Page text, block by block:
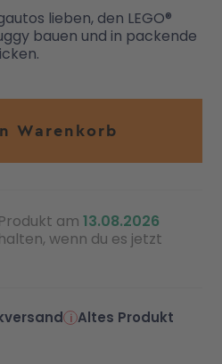
lieben, den LEGO®
bauen und in packende
Warenkorb
am 13.08.2026
wenn du es jetzt
Altes Produkt